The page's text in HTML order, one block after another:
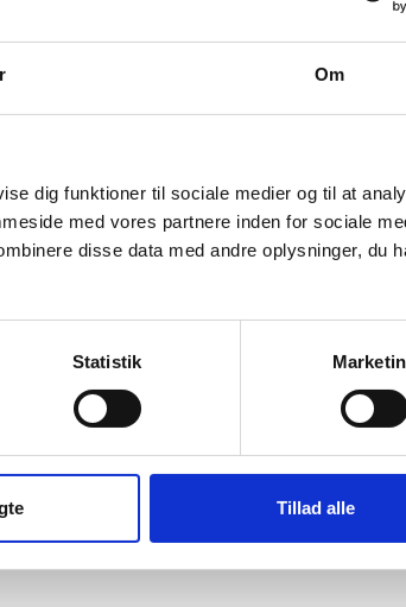
Om
dig funktioner til sociale medier og til at
med vores partnere inden for sociale
disse data med andre oplysninger, du
Statistik
Tillad alle
Pro 15" 2018 A1990 MacBook Pro
Pro 15" 2018